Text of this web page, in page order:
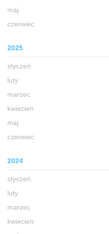
maj
czerwiec
2025
styczeń
luty
marzec
kwiecień
maj
czerwiec
2024
styczeń
luty
marzec
kwiecień